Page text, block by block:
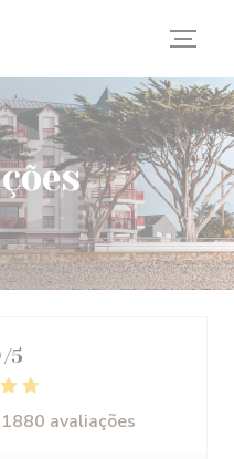
/5
1880 avaliações